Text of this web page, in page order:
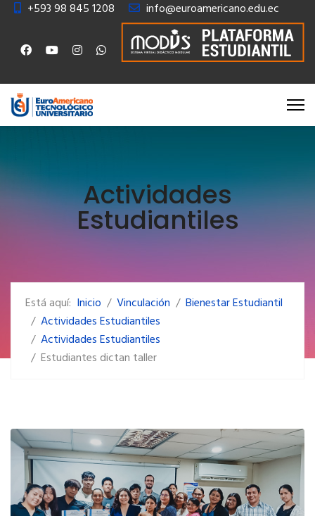
+593 98 845 1208 info@euroamericano.edu.ec
Actividades
Estudiantiles
Está aquí: Inicio Vinculación
Bienestar Estudiantil
Actividades Estudiantiles
Actividades Estudiantiles
Estudiantes dictan taller